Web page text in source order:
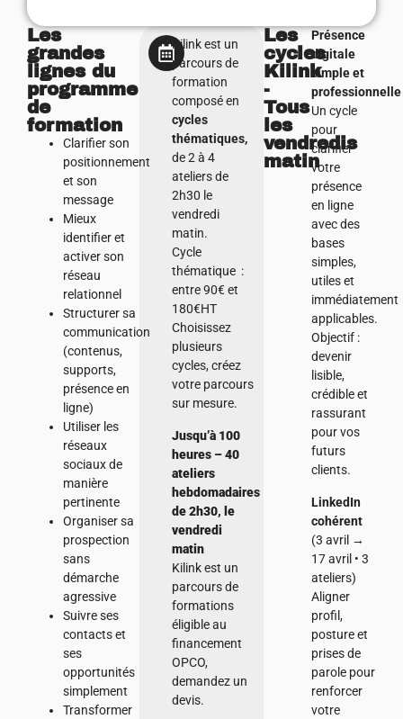
Les
grandes
lignes du
programme
de
formation
Clarifier son
positionnement
et son
message
Mieux
identifier et
activer son
réseau
relationnel
Structurer sa
communication
(contenus,
supports,
présence en
ligne)
Utiliser les
réseaux
sociaux de
manière
pertinente
Organiser sa
prospection
sans
démarche
agressive
Suivre ses
contacts et
ses
opportunités
simplement
Transformer
Kilink est un
parcours de
formation
composé en
cycles
thématiques,
de 2 à 4
ateliers de
2h30 le
vendredi
matin.
Cycle
thématique :
entre 90€ et
180€HT
Choisissez
plusieurs
cycles, créez
votre parcours
sur mesure.
Jusqu’à 100
heures – 40
ateliers
hebdomadaires
de 2h30, le
vendredi
matin
Kilink est un
parcours de
formations
éligible au
financement
OPCO,
demandez un
devis.
Les
cycles
Kilink
-
Tous
les
vendredis
matin
Présence
digitale
simple et
professionnelle
Un cycle
pour
clarifier
votre
présence
en ligne
avec des
bases
simples,
utiles et
immédiatement
applicables.
Objectif :
devenir
lisible,
crédible et
rassurant
pour vos
futurs
clients.
LinkedIn
cohérent
(3 avril →
17 avril • 3
ateliers)
Aligner
profil,
posture et
prises de
parole pour
renforcer
votre